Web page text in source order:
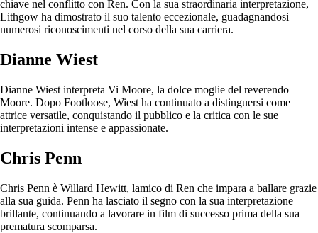
chiave nel conflitto con Ren. Con la sua straordinaria interpretazione,
Lithgow ha dimostrato il suo talento eccezionale, guadagnandosi
numerosi riconoscimenti nel corso della sua carriera.
Dianne Wiest
Dianne Wiest interpreta Vi Moore, la dolce moglie del reverendo
Moore. Dopo Footloose, Wiest ha continuato a distinguersi come
attrice versatile, conquistando il pubblico e la critica con le sue
interpretazioni intense e appassionate.
Chris Penn
Chris Penn è Willard Hewitt, lamico di Ren che impara a ballare grazie
alla sua guida. Penn ha lasciato il segno con la sua interpretazione
brillante, continuando a lavorare in film di successo prima della sua
prematura scomparsa.